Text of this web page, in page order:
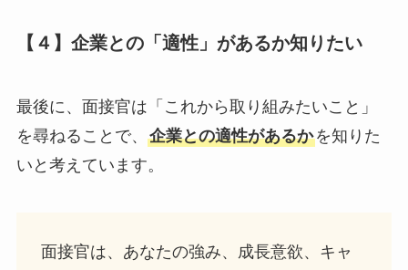
【４】企業との「適性」があるか知りたい
最後に、面接官は「これから取り組みたいこと」
を尋ねることで、 企業との適性があるかを知りた
いと考えています。
面接官は、あなたの強み、成長意欲、キャ